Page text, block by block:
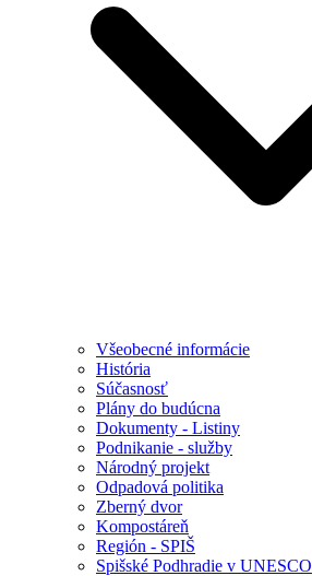
Všeobecné informácie
História
Súčasnosť
Plány do budúcna
Dokumenty - Listiny
Podnikanie - služby
Národný projekt
Odpadová politika
Zberný dvor
Kompostáreň
Región - SPIŠ
Spišské Podhradie v UNESCO